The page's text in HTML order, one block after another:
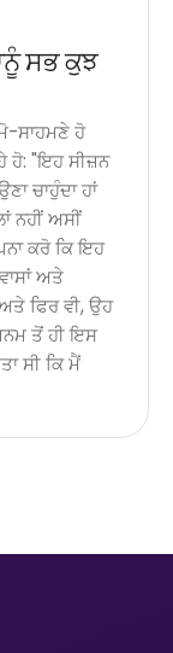
ਸਭ ਕੁਝ
ਸਾਹਮਣੇ ਹੋ
ਹੋ: "ਇਹ ਸੀਜ਼ਨ
ਚਾਹੁੰਦਾ ਹਾਂ
ਨਹੀਂ ਅਸੀਂ
ਕਰੋ ਕਿ ਇਹ
ਅਤੇ
ਫਿਰ ਵੀ, ਉਹ
ਤੋਂ ਹੀ ਇਸ
ਸੀ ਕਿ ਮੈਂ